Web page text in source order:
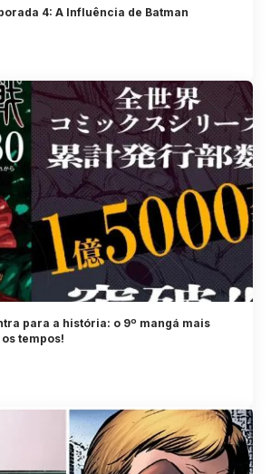
4: A Influência de Batman
para a história: o 9º mangá mais
tempos!